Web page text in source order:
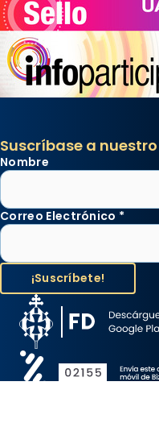
Suscríbase a
Nombre
Correo Electrónico *